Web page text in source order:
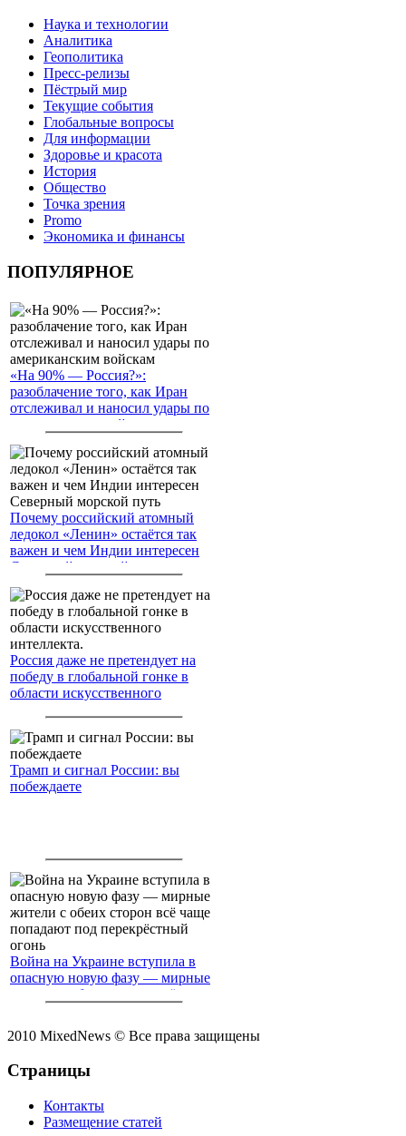
Наука и технологии
Аналитика
Геополитика
Пресс-релизы
Пёстрый мир
Текущие события
Глобальные вопросы
Для информации
Здоровье и красота
История
Общество
Точка зрения
Promo
Экономика и финансы
ПОПУЛЯРНОЕ
«На 90% — Россия?»:
разоблачение того, как Иран
отслеживал и наносил удары по
американским войскам
Почему российский атомный
ледокол «Ленин» остаётся так
важен и чем Индии интересен
Северный морской путь
Россия даже не претендует на
победу в глобальной гонке в
области искусственного
Трамп и сигнал России: вы
побеждаете
Война на Украине вступила в
опасную новую фазу — мирные
жители с обеих сторон всё чаще
2010 MixedNews © Все права защищены
Страницы
Контакты
Размещение статей